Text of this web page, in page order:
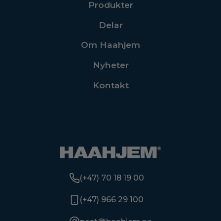
(+47) 70 18 19 00
(+47) 966 29 100
Produkter
Delar
Om Haahjem
Nyheter
Kontakt